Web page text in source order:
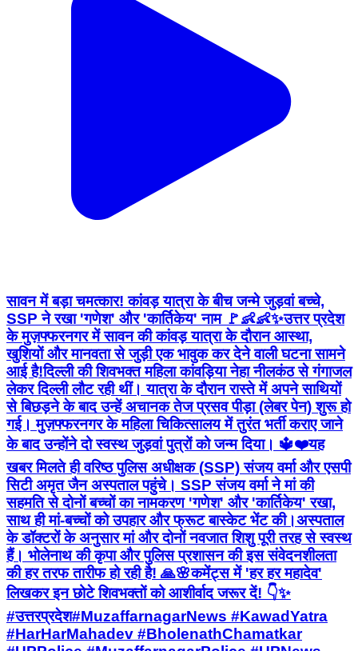
सावन में बड़ा चमत्कार! कांवड़ यात्रा के बीच जन्मे जुड़वां बच्चे,
SSP ने रखा 'गणेश' और 'कार्तिकेय' नाम 🚩👶👶✨ ​उत्तर प्रदेश
के मुज़फ्फरनगर में सावन की कांवड़ यात्रा के दौरान आस्था,
खुशियों और मानवता से जुड़ी एक भावुक कर देने वाली घटना सामने
आई है! ​दिल्ली की शिवभक्त महिला कांवड़िया नेहा नीलकंठ से गंगाजल
लेकर दिल्ली लौट रही थीं। यात्रा के दौरान रास्ते में अपने साथियों
से बिछड़ने के बाद उन्हें अचानक तेज प्रसव पीड़ा (लेबर पेन) शुरू हो
गई। मुज़फ्फरनगर के महिला चिकित्सालय में तुरंत भर्ती कराए जाने
के बाद उन्होंने दो स्वस्थ जुड़वां पुत्रों को जन्म दिया। 🔱❤️ ​यह
खबर मिलते ही वरिष्ठ पुलिस अधीक्षक (SSP) संजय वर्मा और एसपी
सिटी अमृत जैन अस्पताल पहुंचे। SSP संजय वर्मा ने मां की
सहमति से दोनों बच्चों का नामकरण 'गणेश' और 'कार्तिकेय' रखा,
साथ ही मां-बच्चों को उपहार और फ्रूट बास्केट भेंट की। ​अस्पताल
के डॉक्टरों के अनुसार मां और दोनों नवजात शिशु पूरी तरह से स्वस्थ
हैं। भोलेनाथ की कृपा और पुलिस प्रशासन की इस संवेदनशीलता
की हर तरफ तारीफ हो रही है! 🙏🌸 ​कमेंट्स में 'हर हर महादेव'
लिखकर इन छोटे शिवभक्तों को आशीर्वाद जरूर दें! 👇✨
#उत्तरप्रदेश ​#MuzaffarnagarNews #KawadYatra
#HarHarMahadev #BholenathChamatkar